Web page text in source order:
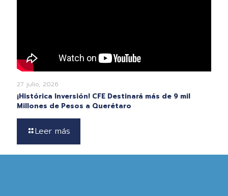
27 julio, 2026
¡Histórica Inversión! CFE Destinará más de 9 mil
Millones de Pesos a Querétaro
Leer más